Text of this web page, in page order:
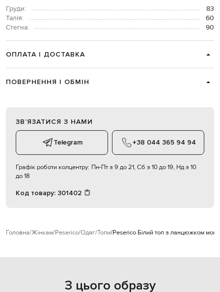
Груди:
83
Талія:
60
Стегна:
90
ОПЛАТА І ДОСТАВКА
ПОВЕРНЕННЯ І ОБМІН
ЗВʼЯЗАТИСЯ З НАМИ
Telegram +38 044 365 94 94
Графік роботи колцентру: Пн-Пт з 9 до 21, Сб з 10 до 19, Нд з 10
до 18
Код товару: 301402
Головна Жінкам Peserico Одяг Топи Peserico Білий топ з ланцюжком
З цього образу